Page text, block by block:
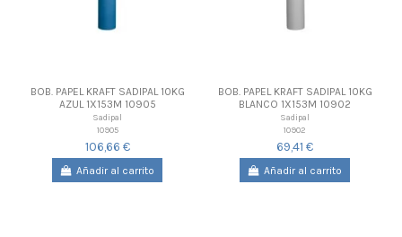
BOB. PAPEL KRAFT SADIPAL 10KG
AZUL 1X153M 10905
Sadipal
10905
106,66 €
Añadir al carrito
BOB. PAPEL KRAFT SADIPAL 10KG
BLANCO 1X153M 10902
Sadipal
10902
69,41 €
Añadir al carrito